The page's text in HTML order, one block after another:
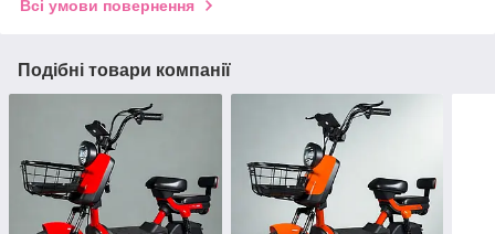
Всі умови повернення
Подібні товари компанії